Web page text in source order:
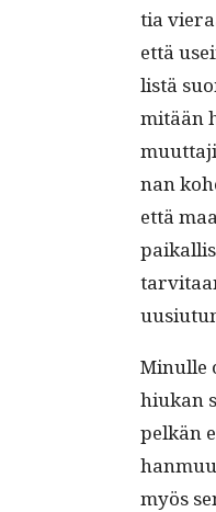
tia
että
listä
mitään
nan
että
Min­ulle
hiukan
pelkän
myös